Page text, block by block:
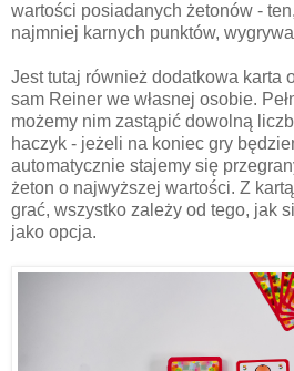
wartości posiadanych żetonów -
najmniej karnych punktów,
Jest tutaj również dodatkowa karta
sam Reiner we własnej osobie.
możemy nim zastąpić dowolną
haczyk - jeżeli na koniec gry
automatycznie stajemy się
żeton o najwyższej wartości. Z
grać, wszystko zależy od tego, jak
jako opcja.